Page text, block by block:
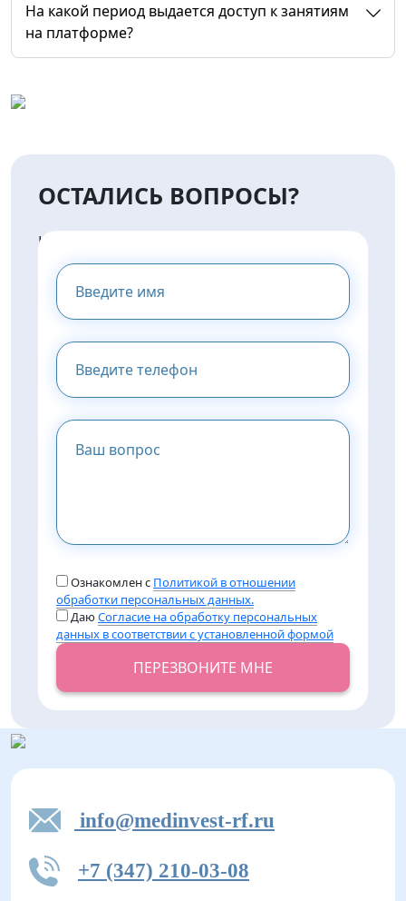
На какой период выдается доступ к занятиям
на платформе?
ОСТАЛИСЬ ВОПРОСЫ?
НАПИШИТЕ НАМ И МЫ
ПРЕДОСТАВИМ ВАМ
КОНСУЛЬТАЦИЮ
Ознакомлен с Политикой в отношении
обработки персональных данных.
ДаюСогласие на обработку персональных
данных в соответствии с установленной формой
ПЕРЕЗВОНИТЕ МНЕ
info@medinvest-rf.ru
+7 (347) 210-03-08